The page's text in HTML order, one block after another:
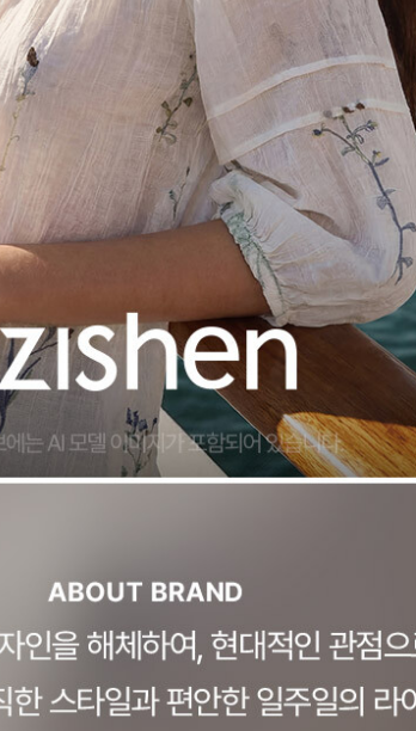
[쇼핑지원금] 10000원 쿠폰
~2026-08-28 23:59
(D-20)
(결제금액 100,000원 이상, 최대할인 10,000원)
전체 다운로드
쇼핑 계속하기 장바구니